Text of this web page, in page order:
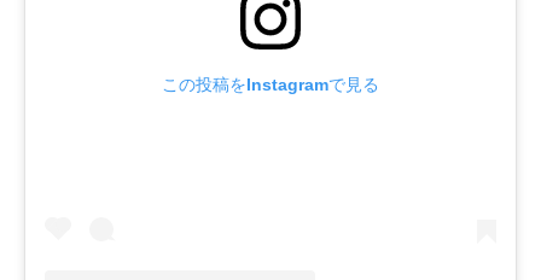
この投稿をInstagramで見る